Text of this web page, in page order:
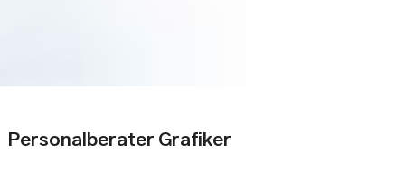
Personalberater Grafiker